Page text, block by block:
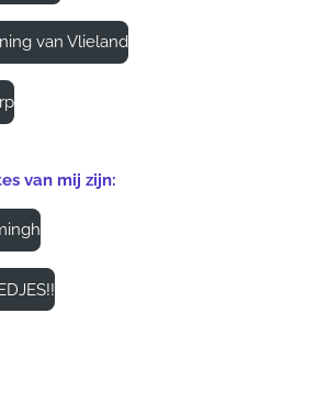
van Vlieland
van mij zijn: